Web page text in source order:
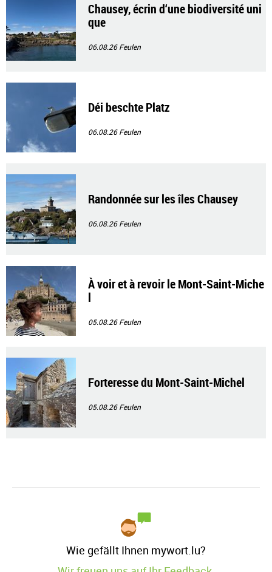
Chausey, écrin d‘une biodiversité uni
que
06.08.26Feulen
Déi beschte Platz
06.08.26Feulen
Randonnée sur les îles Chausey
06.08.26Feulen
À voir et à revoir le Mont-Saint-Miche
l
05.08.26Feulen
Forteresse du Mont-Saint-Michel
05.08.26Feulen
Wie gefällt Ihnen mywort.lu?